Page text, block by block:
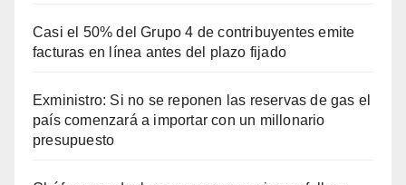
Casi el 50% del Grupo 4 de contribuyentes emite
facturas en línea antes del plazo fijado
Exministro: Si no se reponen las reservas de gas el
país comenzará a importar con un millonario
presupuesto